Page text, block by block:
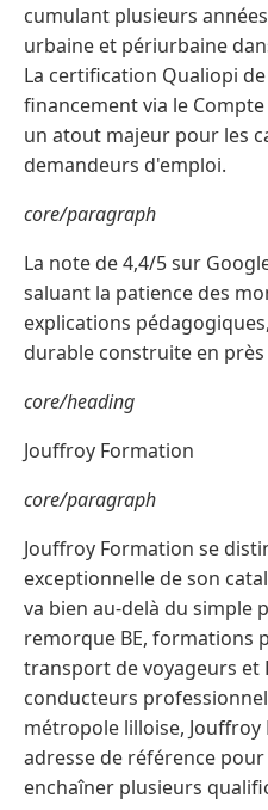
cumulant plusieurs
urbaine et périurbaine
La certification Qualiopi
financement via le
un atout majeur pour les
demandeurs d'emploi.
core/paragraph
La note de 4,4/5 sur
saluant la patience des
explications
durable construite en près
core/heading
Jouffroy Formation
core/paragraph
Jouffroy Formation se
exceptionnelle de son
va bien au-delà du simple
remorque BE, formations
transport de voyageurs et
conducteurs
métropole lilloise,
adresse de référence
enchaîner plusieurs